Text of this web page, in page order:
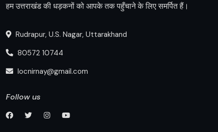
हम उत्तराखंड की धड़कनों को आपके तक पहुँचाने के लिए समर्पित हैं।
Rudrapur, U.S. Nagar, Uttarakhand
80572 10744
locnirnay@gmail.com
Follow us